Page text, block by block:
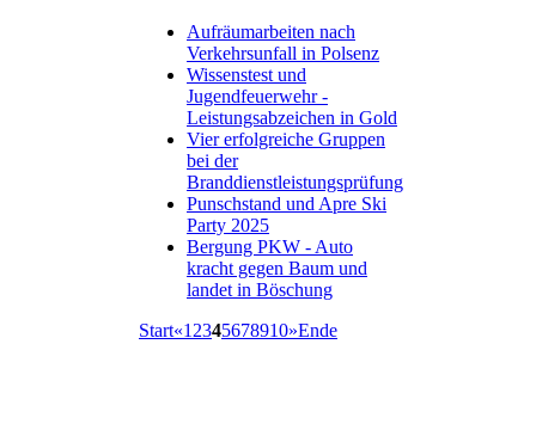
Aufräumarbeiten nach
Verkehrsunfall in Polsenz
Wissenstest und
Jugendfeuerwehr -
Leistungsabzeichen in Gold
Vier erfolgreiche Gruppen
bei der
Branddienstleistungsprüfung
Punschstand und Apre Ski
Party 2025
Bergung PKW - Auto
kracht gegen Baum und
landet in Böschung
Start«1 2345678910»Ende